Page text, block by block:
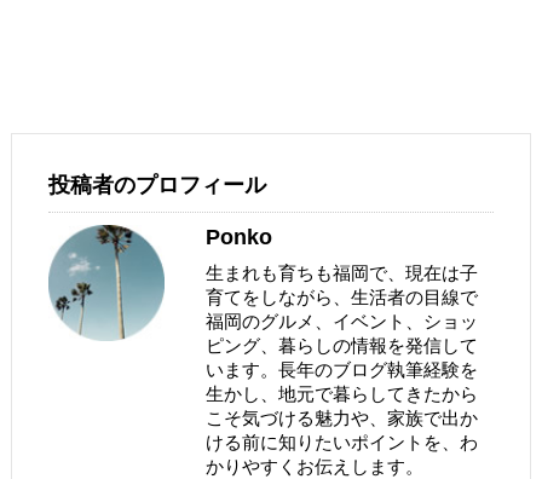
投稿者のプロフィール
Ponko
生まれも育ちも福岡で、現在は子
育てをしながら、生活者の目線で
福岡のグルメ、イベント、ショッ
ピング、暮らしの情報を発信して
います。長年のブログ執筆経験を
生かし、地元で暮らしてきたから
こそ気づける魅力や、家族で出か
ける前に知りたいポイントを、わ
かりやすくお伝えします。